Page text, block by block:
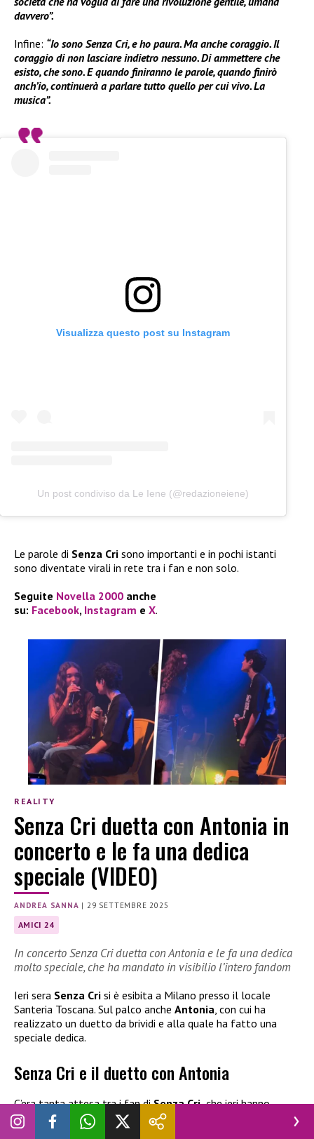
davvero”.
Infine: “Io sono Senza Cri, e ho paura. Ma anche coraggio. Il
coraggio di non lasciare indietro nessuno. Di ammettere che
esisto, che sono. E quando finiranno le parole, quando finirò
anch’io, continuerà a parlare tutto quello per cui vivo. La
musica”.
Visualizza questo post su Instagram
Un post condiviso da Le Iene (@redazioneiene)
Le parole di Senza Cri sono importanti e in pochi istanti
sono diventate virali in rete tra i fan e non solo.
Seguite Novella 2000 anche
su: Facebook, Instagram e X.
REALITY
Senza Cri duetta con Antonia in
concerto e le fa una dedica
speciale (VIDEO)
ANDREA SANNA |29 SETTEMBRE 2025
AMICI 24
In concerto Senza Cri duetta con Antonia e le fa una dedica
molto speciale, che ha mandato in visibilio l’intero fandom
Ieri sera Senza Cri si è esibita a Milano presso il locale
Santeria Toscana. Sul palco anche Antonia , con cui ha
realizzato un duetto da brividi e alla quale ha fatto una
speciale dedica.
Senza Cri e il duetto con Antonia
C’era tanta attesa tra i fan diSenza Cri,che ieri hanno
avuto modo di assistere al suo concerto a Milano. Una
serata ricca di ospiti e momenti che difficilmente